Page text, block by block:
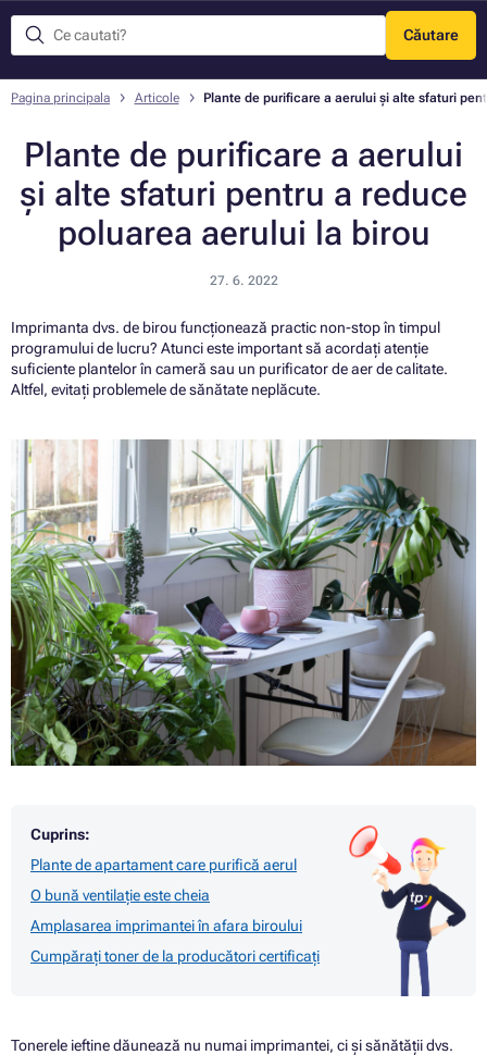
Căutare
Meniu
Pagina principala Articole Plante de purificare a aerului și alte sfaturi
Plante de purificare a aerului
și alte sfaturi pentru a reduce
poluarea aerului la birou
27. 6. 2022
Imprimanta dvs. de birou funcționează practic non-stop în timpul
programului de lucru? Atunci este important să acordați atenție
suficiente plantelor în cameră sau un purificator de aer de calitate.
Altfel, evitați problemele de sănătate neplăcute.
Cuprins:
Plante de apartament care purifică aerul
O bună ventilație este cheia
Amplasarea imprimantei în afara biroului
Cumpărați toner de la producători certificați
Tonerele ieftine dăunează nu numai imprimantei, ci și sănătății dvs.